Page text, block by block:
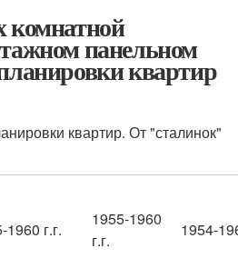
комнатной
панельном
квартир
квартир. От "сталинок"
1960 г.г.
1955-1960
г.г.
1954-